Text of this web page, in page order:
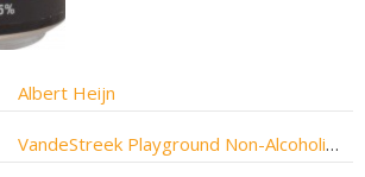
Albert Heijn
VandeStreek Playground Non-Alcoholic IPA